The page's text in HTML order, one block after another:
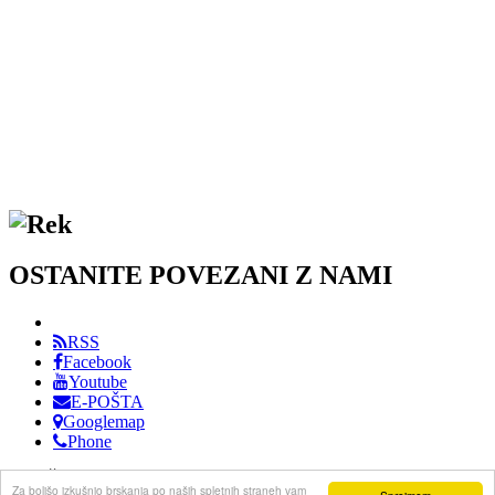
Za boljšo izkušnjo brskanja po naših spletnih straneh vam
OSTANITE POVEZANI Z NAMI
RSS
Facebook
Youtube
E-POŠTA
Googlemap
Phone
DRUŠTVO PRIJATELJEV GLASBE KOPER / VSE PRAVICE